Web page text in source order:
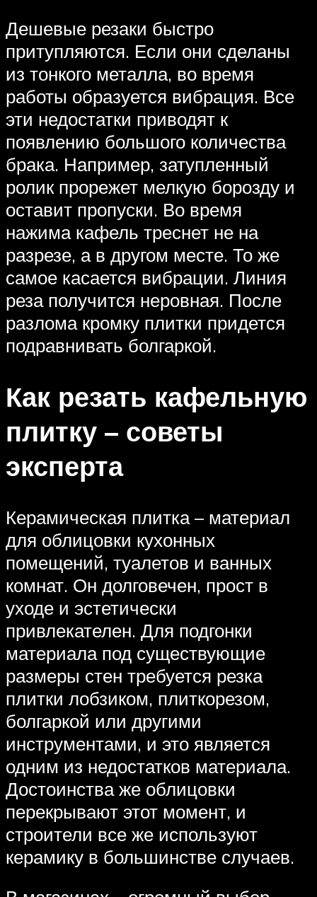
Дешевые резаки быстро
притупляются. Если они сделаны
из тонкого металла, во время
работы образуется вибрация. Все
эти недостатки приводят к
появлению большого количества
брака. Например, затупленный
ролик прорежет мелкую борозду и
оставит пропуски. Во время
нажима кафель треснет не на
разрезе, а в другом месте. То же
самое касается вибрации. Линия
реза получится неровная. После
разлома кромку плитки придется
подравнивать болгаркой.
Как резать кафельную
плитку – советы
эксперта
Керамическая плитка – материал
для облицовки кухонных
помещений, туалетов и ванных
комнат. Он долговечен, прост в
уходе и эстетически
привлекателен. Для подгонки
материала под существующие
размеры стен требуется резка
плитки лобзиком, плиткорезом,
болгаркой или другими
инструментами, и это является
одним из недостатков материала.
Достоинства же облицовки
перекрывают этот момент, и
строители все же используют
керамику в большинстве случаев.